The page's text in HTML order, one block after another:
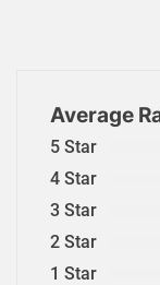
Average
5 Star
4 Star
3 Star
2 Star
1 Star